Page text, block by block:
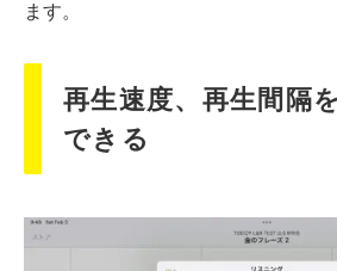
ます。
再生速度、再生間隔
できる